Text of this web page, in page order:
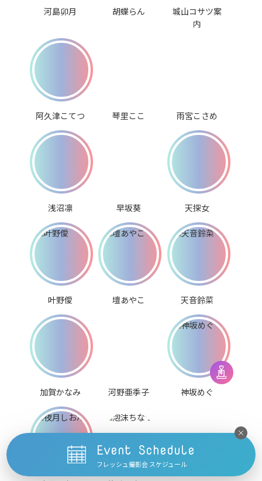
河島卯月 胡蝶らん
城山コサツ案
内
阿久津こてつ 琴里ここ 雨宮こさめ
浅沼凛 早坂葵 天探女
叶野僾 壇あやこ 天音鈴菜
加賀かなみ 河野亜季子 神坂めぐ
Event Schedule
フレッシュ撮影会 スケジュール